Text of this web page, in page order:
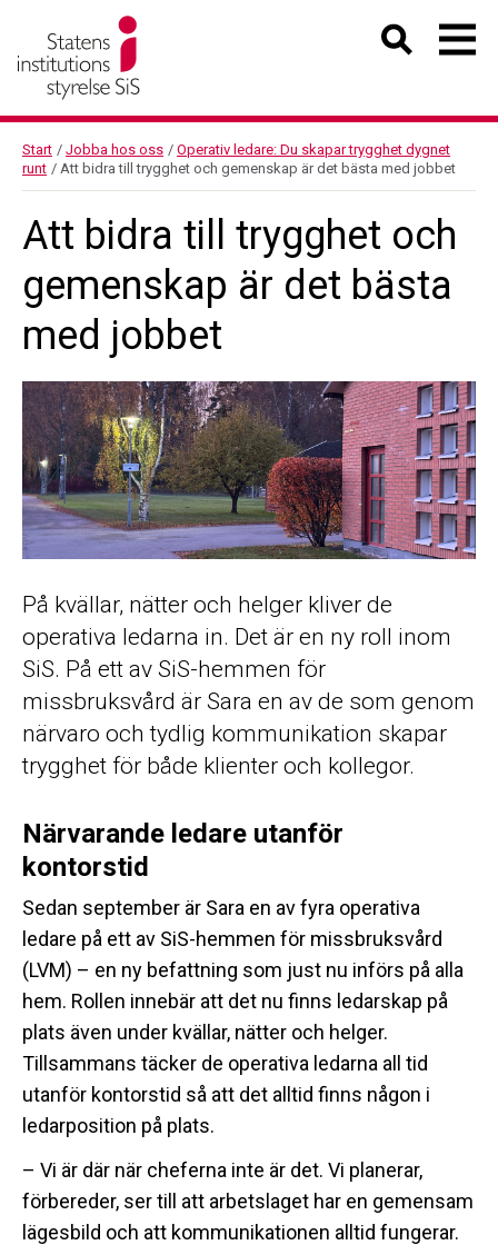
Start / Jobba hos oss / Operativ ledare: Du skapar trygghet dygnet
runt / Att bidra till trygghet och gemenskap är det bästa med jobbet
Att bidra till trygghet och
gemenskap är det bästa
med jobbet
På kvällar, nätter och helger kliver de
operativa ledarna in. Det är en ny roll inom
SiS. På ett av SiS-hemmen för
missbruksvård är Sara en av de som genom
närvaro och tydlig kommunikation skapar
trygghet för både klienter och kollegor.
Närvarande ledare utanför
kontorstid
Sedan september är Sara en av fyra operativa
ledare på ett av SiS-hemmen för missbruksvård
(LVM) – en ny befattning som just nu införs på alla
hem. Rollen innebär att det nu finns ledarskap på
plats även under kvällar, nätter och helger.
Tillsammans täcker de operativa ledarna all tid
utanför kontorstid så att det alltid finns någon i
ledarposition på plats.
– Vi är där när cheferna inte är det. Vi planerar,
förbereder, ser till att arbetslaget har en gemensam
lägesbild och att kommunikationen alltid fungerar.